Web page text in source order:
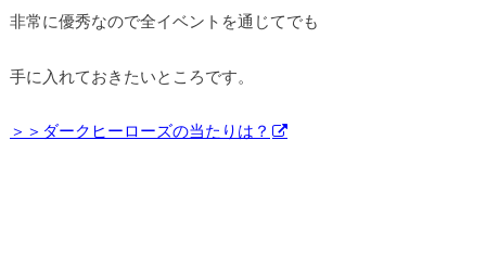
非常に優秀なので全イベントを通じてでも
手に入れておきたいところです。
＞＞ダークヒーローズの当たりは？